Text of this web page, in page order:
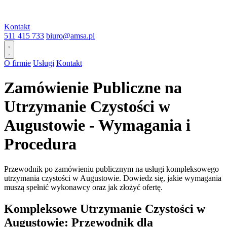
Kontakt
511 415 733 biuro@amsa.pl
O firmie Usługi Kontakt
Zamówienie Publiczne na
Utrzymanie Czystości w
Augustowie - Wymagania i
Procedura
Przewodnik po zamówieniu publicznym na usługi kompleksowego
utrzymania czystości w Augustowie. Dowiedz się, jakie wymagania
muszą spełnić wykonawcy oraz jak złożyć ofertę.
Kompleksowe Utrzymanie Czystości w
Augustowie: Przewodnik dla